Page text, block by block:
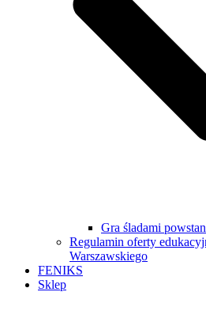
Gra śladami
Regulamin oferty
Warszawskiego
FENIKS
Sklep